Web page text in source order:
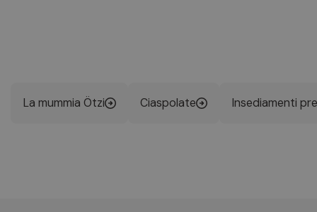
La mummia Ötzi Ciaspolate Insediamenti